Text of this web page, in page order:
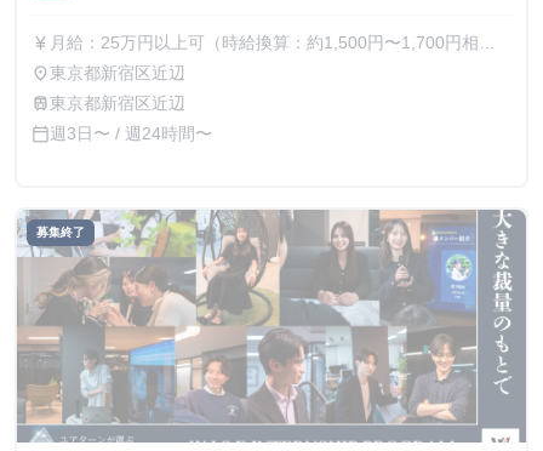
currency_yen 月給：25万円以上可（時給換算：約1,500円〜1,700円相
当） ※選考を通じて最終的な金額が調整（上振れ・下振
れ）されることがございます。 ※インターン期間中の貢献
place東京都新宿区近辺
train東京都新宿区近辺
calendar_today週3日〜 / 週24時間〜
募集終了